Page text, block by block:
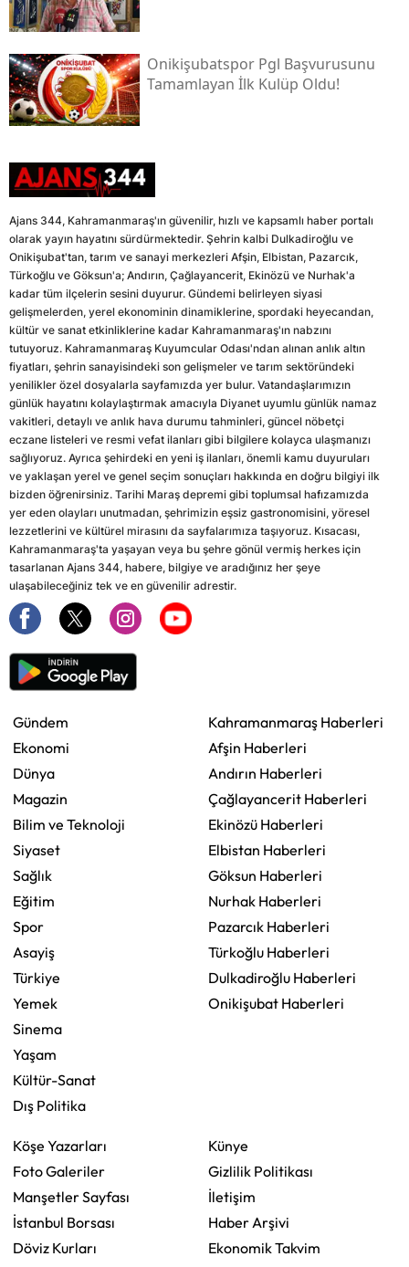
Onikişubatspor Pgl Başvurusunu
Tamamlayan İlk Kulüp Oldu!
Ajans 344, Kahramanmaraş'ın güvenilir, hızlı ve kapsamlı haber portalı
olarak yayın hayatını sürdürmektedir. Şehrin kalbi Dulkadiroğlu ve
Onikişubat'tan, tarım ve sanayi merkezleri Afşin, Elbistan, Pazarcık,
Türkoğlu ve Göksun'a; Andırın, Çağlayancerit, Ekinözü ve Nurhak'a
kadar tüm ilçelerin sesini duyurur. Gündemi belirleyen siyasi
gelişmelerden, yerel ekonominin dinamiklerine, spordaki heyecandan,
kültür ve sanat etkinliklerine kadar Kahramanmaraş'ın nabzını
tutuyoruz. Kahramanmaraş Kuyumcular Odası'ndan alınan anlık altın
fiyatları, şehrin sanayisindeki son gelişmeler ve tarım sektöründeki
yenilikler özel dosyalarla sayfamızda yer bulur. Vatandaşlarımızın
günlük hayatını kolaylaştırmak amacıyla Diyanet uyumlu günlük namaz
vakitleri, detaylı ve anlık hava durumu tahminleri, güncel nöbetçi
eczane listeleri ve resmi vefat ilanları gibi bilgilere kolayca ulaşmanızı
sağlıyoruz. Ayrıca şehirdeki en yeni iş ilanları, önemli kamu duyuruları
ve yaklaşan yerel ve genel seçim sonuçları hakkında en doğru bilgiyi ilk
bizden öğrenirsiniz. Tarihi Maraş depremi gibi toplumsal hafızamızda
yer eden olayları unutmadan, şehrimizin eşsiz gastronomisini, yöresel
lezzetlerini ve kültürel mirasını da sayfalarımıza taşıyoruz. Kısacası,
Kahramanmaraş'ta yaşayan veya bu şehre gönül vermiş herkes için
tasarlanan Ajans 344, habere, bilgiye ve aradığınız her şeye
ulaşabileceğiniz tek ve en güvenilir adrestir.
Gündem
Ekonomi
Dünya
Magazin
Bilim ve Teknoloji
Siyaset
Sağlık
Eğitim
Spor
Asayiş
Türkiye
Yemek
Sinema
Yaşam
Kültür-Sanat
Dış Politika
Kahramanmaraş Haberleri
Afşin Haberleri
Andırın Haberleri
Çağlayancerit Haberleri
Ekinözü Haberleri
Elbistan Haberleri
Göksun Haberleri
Nurhak Haberleri
Pazarcık Haberleri
Türkoğlu Haberleri
Dulkadiroğlu Haberleri
Onikişubat Haberleri
Köşe Yazarları
Foto Galeriler
Manşetler Sayfası
İstanbul Borsası
Döviz Kurları
Künye
Gizlilik Politikası
İletişim
Haber Arşivi
Ekonomik Takvim